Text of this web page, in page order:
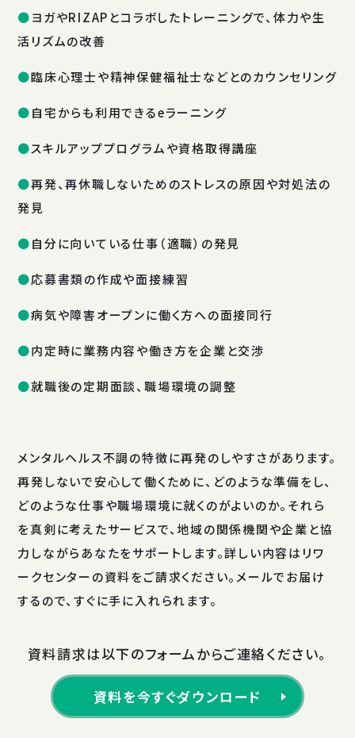
ヨガやRIZAPとコラボしたトレーニングで、体力や生
活リズムの改善
臨床心理士や精神保健福祉士などとのカウンセリング
自宅からも利用できるeラーニング
スキルアッププログラムや資格取得講座
再発、再休職しないためのストレスの原因や対処法の
発見
自分に向いている仕事（適職）の発見
応募書類の作成や面接練習
病気や障害オープンに働く方への面接同行
内定時に業務内容や働き方を企業と交渉
就職後の定期面談、職場環境の調整
メンタルヘルス不調の特徴に再発のしやすさがあります。
再発しないで安心して働くために、どのような準備をし、
どのような仕事や職場環境に就くのがよいのか。それら
を真剣に考えたサービスで、地域の関係機関や企業と協
力しながらあなたをサポートします。詳しい内容はリワ
ークセンターの資料をご請求ください。メールでお届け
するので、すぐに手に入れられます。
資料請求は以下のフォームからご連絡ください。
資料を今すぐダウンロード